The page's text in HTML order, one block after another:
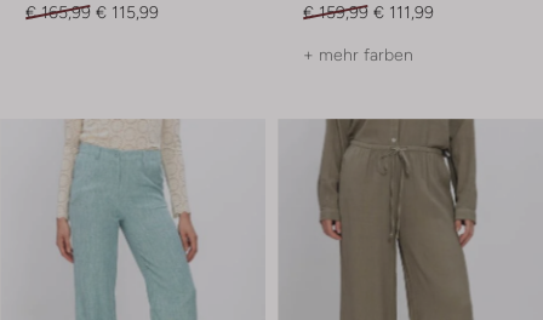
€ 165,99 € 115,99
€ 159,99 € 111,99
+ mehr farben